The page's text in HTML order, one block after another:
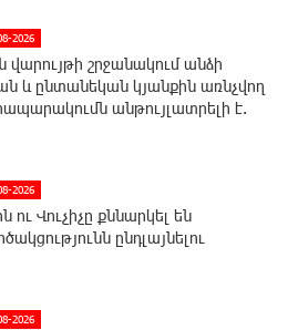
2026
վարույթի շրջանակում անձի
և ընտանեկան կյանքին առնչվող
անթույլատրելի է.
2026
ու Վուչիչը քննարկել են
ընդլայնելու
2026